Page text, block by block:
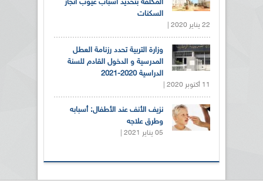
المكلفة بتحديد أسباب عيوب انجاز
السكنات
22 يناير 2020 |
وزارة التربية تحدد رزنامة العطل
المدرسية و الدخول القادم للسنة
الدراسية 2020-2021
11 أكتوبر 2020 |
نزيف الأنف عند الأطفال: أسبابه
وطرق علاجه
05 يناير 2021 |